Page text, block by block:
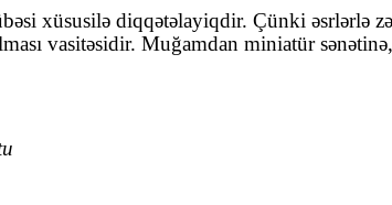
xüsusilə diqqətəlayiqdir. Çünki
vasitəsidir. Muğamdan miniatür